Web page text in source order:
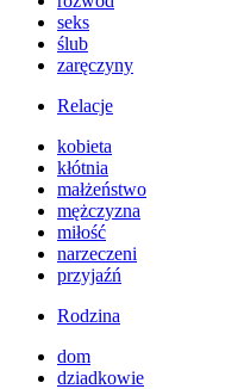
seks
ślub
zaręczyny
Relacje
kobieta
kłótnia
małżeństwo
mężczyzna
miłość
narzeczeni
przyjaźń
Rodzina
dom
dziadkowie